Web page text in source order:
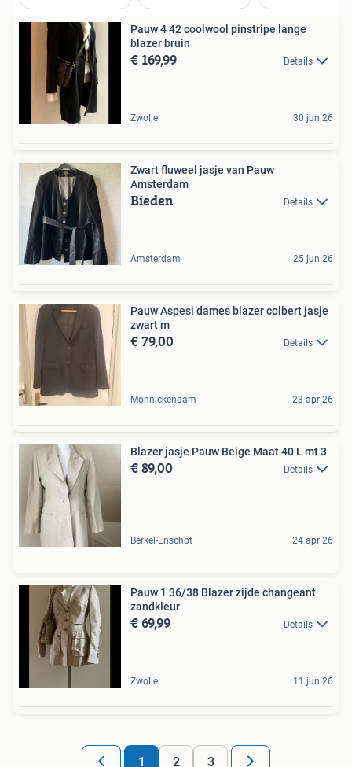
Pauw 4 42 coolwool pinstripe lange
blazer bruin
€ 169,99 Details
Zwolle 30 jun 26
Zwart fluweel jasje van Pauw
Amsterdam
Bieden Details
Amsterdam 25 jun 26
Pauw Aspesi dames blazer colbert jasje
zwart m
€ 79,00 Details
Monnickendam 23 apr 26
Blazer jasje Pauw Beige Maat 40 L mt 3
€ 89,00 Details
Berkel-Enschot 24 apr 26
Pauw 1 36/38 Blazer zijde changeant
zandkleur
€ 69,99 Details
Zwolle 11 jun 26
1 2 3